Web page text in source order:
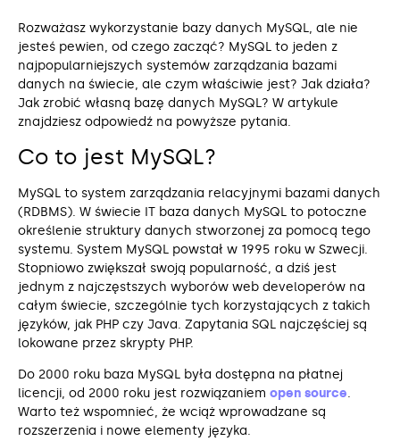
Rozważasz wykorzystanie bazy danych MySQL, ale nie
jesteś pewien, od czego zacząć? MySQL to jeden z
najpopularniejszych systemów zarządzania bazami
danych na świecie, ale czym właściwie jest? Jak działa?
Jak zrobić własną bazę danych MySQL? W artykule
znajdziesz odpowiedź na powyższe pytania.
Co to jest MySQL?
MySQL to system zarządzania relacyjnymi bazami danych
(RDBMS). W świecie IT baza danych MySQL to potoczne
określenie struktury danych stworzonej za pomocą tego
systemu. System MySQL powstał w 1995 roku w Szwecji.
Stopniowo zwiększał swoją popularność, a dziś jest
jednym z najczęstszych wyborów web developerów na
całym świecie, szczególnie tych korzystających z takich
języków, jak PHP czy Java. Zapytania SQL najczęściej są
lokowane przez skrypty PHP.
Do 2000 roku baza MySQL była dostępna na płatnej
licencji, od 2000 roku jest rozwiązaniem open source.
Warto też wspomnieć, że wciąż wprowadzane są
rozszerzenia i nowe elementy języka.